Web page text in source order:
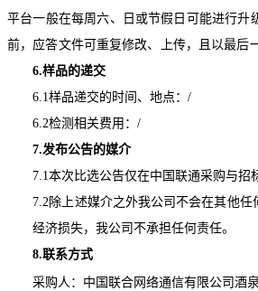
平台一般在每周六、日或节假日可能进行
前，应答文件可重复修改、上传，且以最后
6.样品的递交
6.1样品递交的时间、地点：/
6.2检测相关费用：/
7.发布公告的媒介
7.1本次比选公告仅在中国联通采购与招
7.2除上述媒介之外我公司不会在其他
经济损失，我公司不承担任何责任。
8.联系方式
采购人：中国联合网络通信有限公司酒